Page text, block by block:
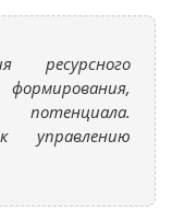
ресурсного
управлению